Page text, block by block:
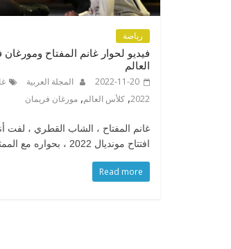
رياضة
فيديو لحوار غانم المفتاح
العالم
2022-11-20
المجلة العربية
2022
, كلأس العالم, مورغان فريمان
غانم المفتاح ، الشاب القطري ، لفت
افتتاح مونديال 2022 ، بحواره مع الممثل الأمريكي الشهير
Read more